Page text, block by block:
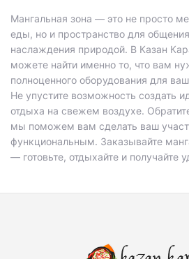
Мангальная зона — это не просто
еды, но и пространство для
наслаждения природой. В Казан
можете найти именно то, что вам
полноценного оборудования для
Не упустите возможность создать
отдыха на свежем воздухе.
мы поможем вам сделать ваш
функциональным. Заказывайте
— готовьте, отдыхайте и получайте